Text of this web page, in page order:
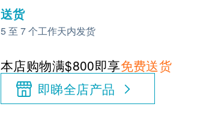
送货
5 至 7 个工作天内发货
本店购物满$800即享免费送货
即睇全店产品